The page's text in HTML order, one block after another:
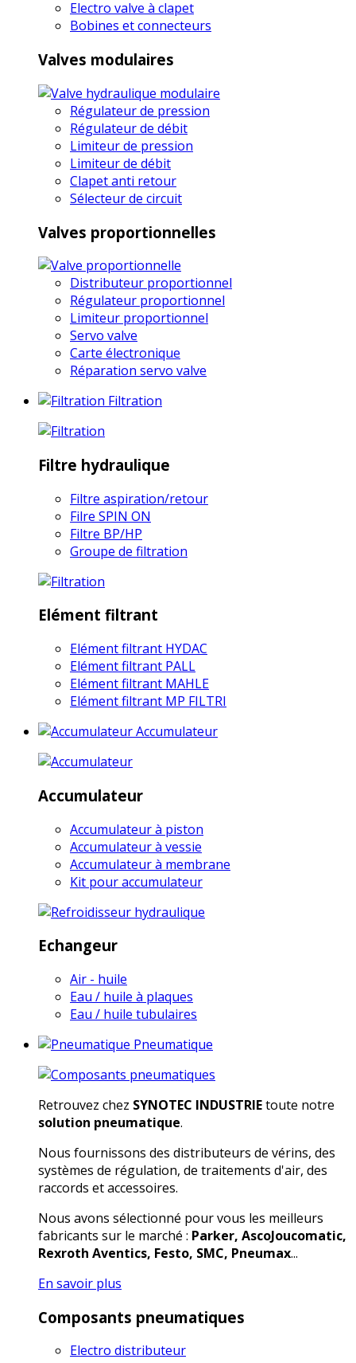
Electro valve à clapet
Bobines et connecteurs
Valves modulaires
Régulateur de pression
Régulateur de débit
Limiteur de pression
Limiteur de débit
Clapet anti retour
Sélecteur de circuit
Valves proportionnelles
Distributeur proportionnel
Régulateur proportionnel
Limiteur proportionnel
Servo valve
Carte électronique
Réparation servo valve
Filtration
Filtre hydraulique
Filtre aspiration/retour
Filre SPIN ON
Filtre BP/HP
Groupe de filtration
Elément filtrant
Elément filtrant HYDAC
Elément filtrant PALL
Elément filtrant MAHLE
Elément filtrant MP FILTRI
Accumulateur
Accumulateur
Accumulateur à piston
Accumulateur à vessie
Accumulateur à membrane
Kit pour accumulateur
Echangeur
Air - huile
Eau / huile à plaques
Eau / huile tubulaires
Pneumatique
Retrouvez chez SYNOTEC INDUSTRIEtoute notre
solution pneumatique.
Nous fournissons des distributeurs de vérins, des
systèmes de régulation, de traitements d'air, des
raccords et accessoires.
Nous avons sélectionné pour vous les meilleurs
fabricants sur le marché : Parker, AscoJoucomatic,
Rexroth Aventics, Festo, SMC, Pneumax...
En savoir plus
Composants pneumatiques
Electro distributeur